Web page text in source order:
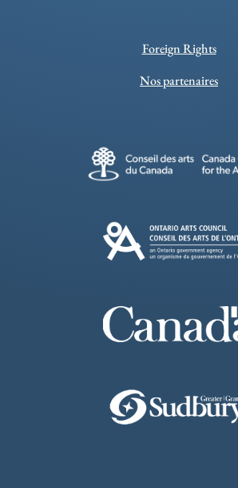
Foreign Rights
Nos partenaires